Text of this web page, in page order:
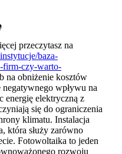
przeczytasz na
baza-
firm-czy-warto-
na obniżenie kosztów
wpływu na
energię elektryczną z
się do ograniczenia
klimatu. Instalacja
która służy zarówno
Fotowoltaika to jeden
rozwoju